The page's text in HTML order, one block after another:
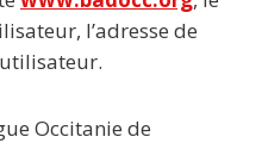
l’adresse de
Occitanie de